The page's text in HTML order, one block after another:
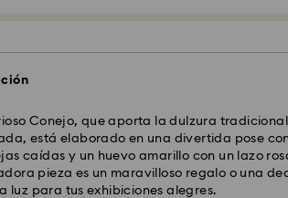
Conejo, que aporta la dulzura
está elaborado en una divertida pose
caídas y un huevo amarillo con un lazo
pieza es un maravilloso regalo o una
luz para tus exhibiciones alegres.